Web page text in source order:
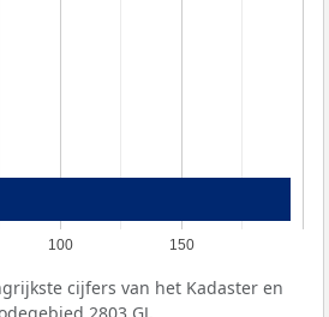
100 150
cijfers van het Kadaster en